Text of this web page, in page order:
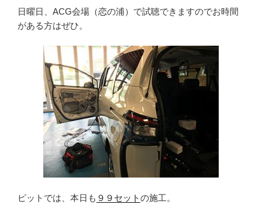
日曜日、ACG会場（恋の浦）で試聴できますのでお時間
がある方はぜひ。
ピットでは、本日も ９９セットの施工。